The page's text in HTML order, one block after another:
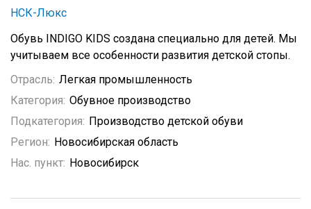
НСК-Люкс
Обувь INDIGO KIDS создана специально для детей. Мы
учитываем все особенности развития детской стопы.
Отрасль: Легкая промышленность
Категория: Обувное производство
Подкатегория: Производство детской обуви
Регион: Новосибирская область
Нас. пункт: Новосибирск